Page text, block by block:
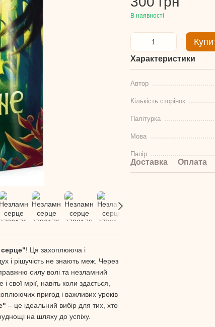
! Ця захоплююча і
і рішучість не знають меж. Через
силу волі та незламний
свої мрії, навіть коли здається,
пригод і важливих уроків
– це ідеальний вибір для тих, хто
на шляху до успіху.
В наявності
Характеристики
Автор
Кількість сторінок
Палітурка
Мова
Папір
Доставка Оплата